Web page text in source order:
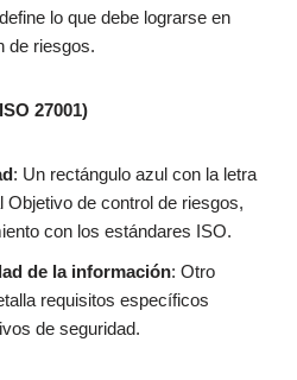
define lo que debe lograrse en
de riesgos.
27001)
: Un rectángulo azul con la letra
Objetivo de control de riesgos,
con los estándares ISO.
de la información: Otro
requisitos específicos
de seguridad.